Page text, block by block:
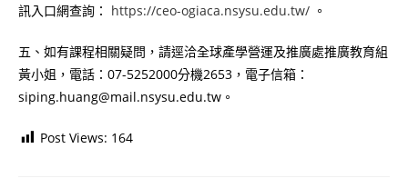
訊入口網查詢： https://ceo-ogiaca.nsysu.edu.tw/ 。
五、如有課程相關疑問，請逕洽全球產學營運及推廣處推廣教育組
黃小姐，電話：07-5252000分機2653，電子信箱：
siping.huang@mail.nsysu.edu.tw。
Post Views: 164